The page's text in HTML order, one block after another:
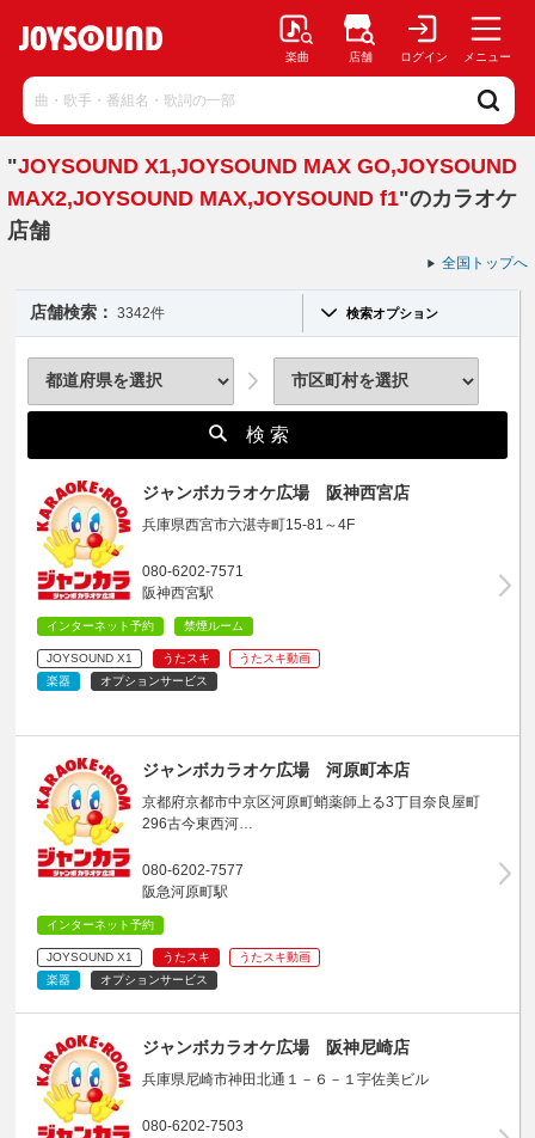
楽曲 店舗 ログイン メニュー
"JOYSOUND X1,JOYSOUND MAX GO,JOYSOUND
MAX2,JOYSOUND MAX,JOYSOUND f1"のカラオケ
店舗
全国トップへ
店舗検索： 3342件 検索オプション
検 索
ジャンボカラオケ広場 阪神西宮店
兵庫県西宮市六湛寺町15-81～4F
080-6202-7571
阪神西宮駅
インターネット予約 禁煙ルーム
JOYSOUND X1 うたスキ
うたスキ動画
楽器
オプションサービス
ジャンボカラオケ広場 河原町本店
京都府京都市中京区河原町蛸薬師上る3丁目奈良屋町
296古今東西河…
080-6202-7577
阪急河原町駅
インターネット予約
JOYSOUND X1 うたスキ
うたスキ動画
楽器
オプションサービス
ジャンボカラオケ広場 阪神尼崎店
兵庫県尼崎市神田北通１－６－１宇佐美ビル
080-6202-7503